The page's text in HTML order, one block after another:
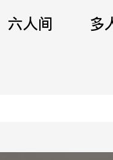
六人间
多